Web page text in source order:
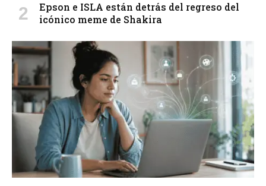
Epson e ISLA están detrás del regreso del
icónico meme de Shakira